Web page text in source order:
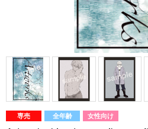
専売 全年齢 女性向け